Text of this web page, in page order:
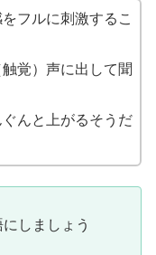
フルに刺激するこ
覚）声に出して聞
んと上がるそうだ
しましょう